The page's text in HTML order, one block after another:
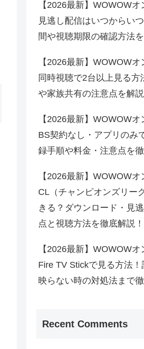
【2026最新】WOWOW
見逃し配信はいつからい
間や視聴期限の確認方法
【2026最新】WOWOW
同時視聴で2台以上見る方
や家族共有の注意点を解説
【2026最新】WOWOW
BS契約なし・アプリのみ
録手順や料金・注意点を徹
【2026最新】WOWOW
CL（チャンピオンズリー
きる？ダウンロード・見
点と視聴方法を徹底解説！
【2026最新】WOWOW
Fire TV Stickで見る方法！
映らない時の対処法まで
Recent Comments